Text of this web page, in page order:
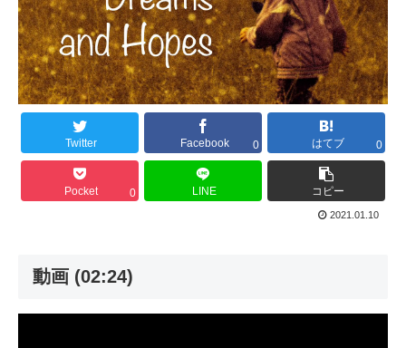
Twitter Facebook 0 はてブ 0
Pocket 0 LINE コピー
2021.01.10
動画 (02:24)